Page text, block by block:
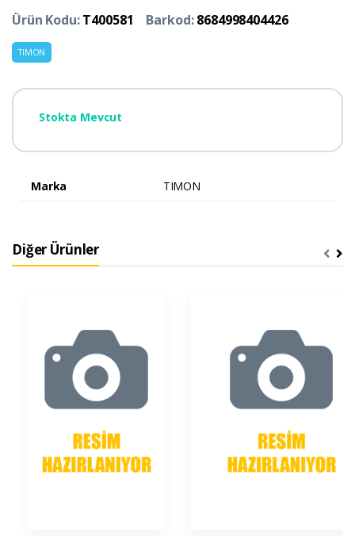
Ürün Kodu:T400581 Barkod:8684998404426
TIMON
Stokta Mevcut
Marka TIMON
Diğer Ürünler